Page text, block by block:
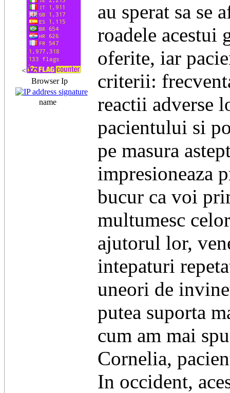
<
Browser Ip
name
au sperat sa se
roadele acestui
oferite, iar
criterii:
reactii adverse
pacientului si
pe masura
impresioneaza
bucur ca voi
multumesc
ajutorul lor,
intepaturi
uneori de
putea suporta
cum am mai
Cornelia,
In occident,